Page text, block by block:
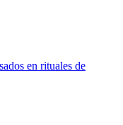
en rituales de